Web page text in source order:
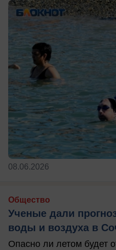
08.06.2026
Общество
Ученые дали
воды и воздуха в
Опасно ли летом будет